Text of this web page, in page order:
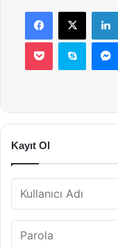
Facebook
X
Pocket Skype
Kayıt Ol